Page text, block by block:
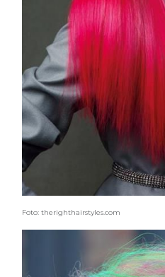
Foto: therighthairstyles.com